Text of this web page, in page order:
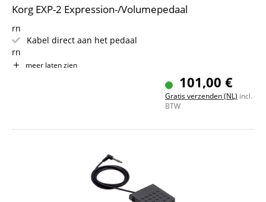
Korg EXP-2 Expression-/Volumepedaal
rn
Kabel direct aan het pedaal
rn
Functie op het betreffende apparaat instelbaar
voor KORG-synthesizers en keyboards met Inputs voor
meer laten zien
101,00 €
Gratis verzenden (NL) incl.
BTW